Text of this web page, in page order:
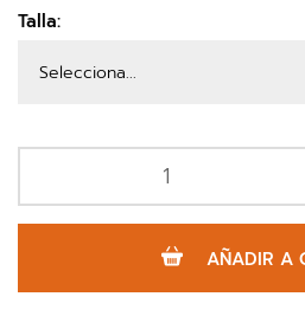
Talla:
AÑADIR A